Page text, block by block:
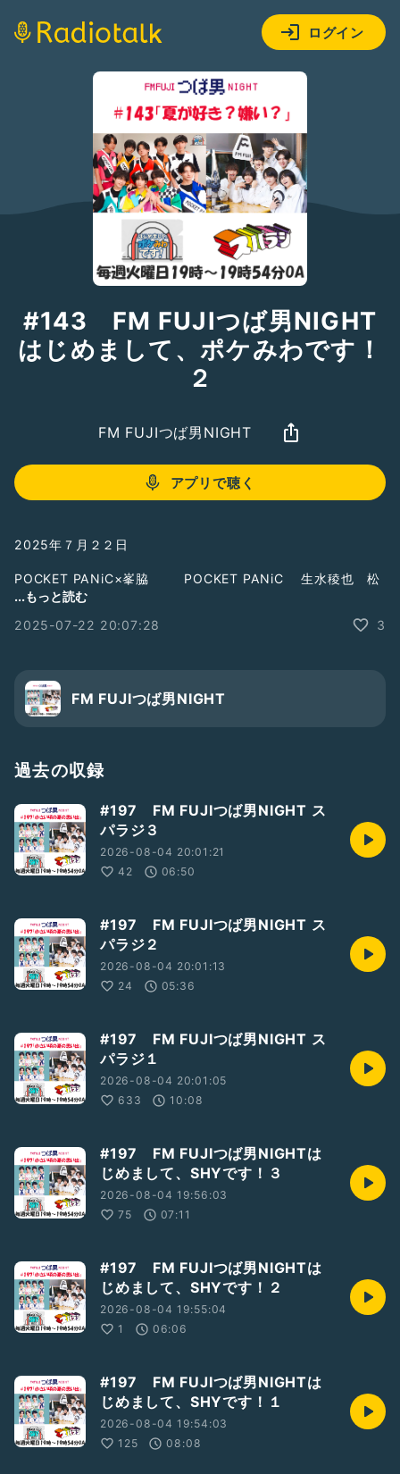
ログイン
#143 FM FUJIつば男NIGHT
はじめまして、ポケみわです！
２
FM FUJIつば男NIGHT
アプリで聴く
2025年７月２２日
POCKET PANiC×峯脇 POCKET PANiC 生水稜也 松
原有輝 安部舜太 峯脇 脇龍真
☆FM FUJI
毎週火曜よる7:00～7:54OA！
☆Radiotalk
同時配信！
...もっと読む
2025-07-22 20:07:28
3
FM FUJIつば男NIGHT
過去の収録
#197 FM FUJIつば男NIGHT ス
パラジ３
2026-08-04 20:01:21
42
06:50
#197 FM FUJIつば男NIGHT ス
パラジ２
2026-08-04 20:01:13
24
05:36
#197 FM FUJIつば男NIGHT ス
パラジ１
2026-08-04 20:01:05
633
10:08
#197 FM FUJIつば男NIGHTは
じめまして、SHYです！３
2026-08-04 19:56:03
75
07:11
#197 FM FUJIつば男NIGHTは
じめまして、SHYです！２
2026-08-04 19:55:04
1
06:06
#197 FM FUJIつば男NIGHTは
じめまして、SHYです！１
2026-08-04 19:54:03
125
08:08